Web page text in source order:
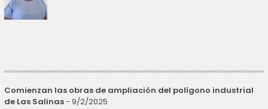
Comienzan las obras de ampliación del polígono industrial
de Las Salinas- 9/2/2025